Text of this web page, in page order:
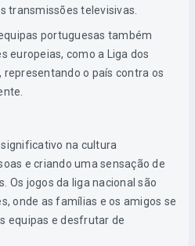
transmissões televisivas.
portuguesas também
europeias, como a Liga dos
representando o país contra os
na cultura
e criando uma sensação de
Os jogos da liga nacional são
onde as famílias e os amigos se
equipas e desfrutar de